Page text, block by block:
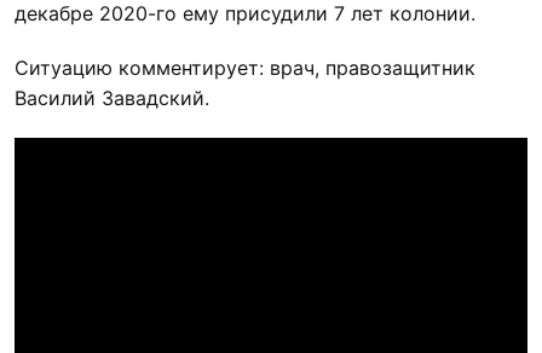
декабре 2020-го ему присудили 7 лет колонии.
Ситуацию комментирует: врач, правозащитник
Василий Завадский.